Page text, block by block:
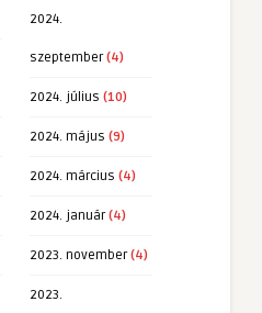
2024.
szeptember(4)
2024. július (10)
2024. május (9)
2024. március (4)
2024. január(4)
2023. november(4)
2023.